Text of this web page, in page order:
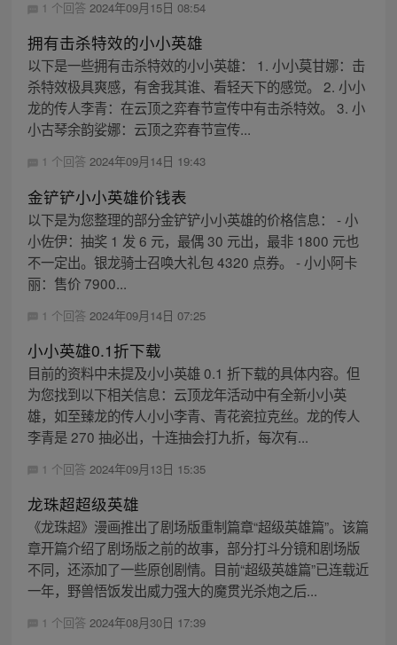
1 个回答 2024年09月15日 08:54
拥有击杀特效的小小英雄
以下是一些拥有击杀特效的小小英雄： 1. 小小莫甘娜：击
杀特效极具爽感，有舍我其谁、看轻天下的感觉。 2. 小小
龙的传人李青：在云顶之弈春节宣传中有击杀特效。 3. 小
小古琴余韵娑娜：云顶之弈春节宣传...
1 个回答 2024年09月14日 19:43
金铲铲小小英雄价钱表
以下是为您整理的部分金铲铲小小英雄的价格信息： - 小
小佐伊：抽奖 1 发 6 元，最偶 30 元出，最非 1800 元也
不一定出。银龙骑士召唤大礼包 4320 点券。 - 小小阿卡
丽：售价 7900...
1 个回答 2024年09月14日 07:25
小小英雄0.1折下载
目前的资料中未提及小小英雄 0.1 折下载的具体内容。但
为您找到以下相关信息：云顶龙年活动中有全新小小英
雄，如至臻龙的传人小小李青、青花瓷拉克丝。龙的传人
李青是 270 抽必出，十连抽会打九折，每次有...
1 个回答 2024年09月13日 15:35
龙珠超超级英雄
《龙珠超》漫画推出了剧场版重制篇章“超级英雄篇”。该篇
章开篇介绍了剧场版之前的故事，部分打斗分镜和剧场版
不同，还添加了一些原创剧情。目前“超级英雄篇”已连载近
一年，野兽悟饭发出威力强大的魔贯光杀炮之后...
1 个回答 2024年08月30日 17:39